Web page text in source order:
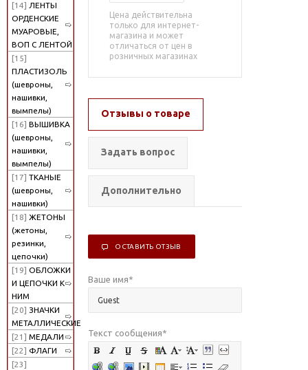
[14] ЛЕНТЫ
ОРДЕНСКИЕ
МУАРОВЫЕ,
ВОП С ЛЕНТОЙ
[15]
ПЛАСТИЗОЛЬ
(шевроны,
нашивки,
вымпелы)
[16] ВЫШИВКА
(шевроны,
нашивки,
вымпелы)
[17] ТКАНЫЕ
(шевроны,
нашивки)
[18] ЖЕТОНЫ
(жетоны,
резинки,
цепочки)
[19] ОБЛОЖКИ
И ЦЕПОЧКИ К
НИМ
[20] ЗНАЧКИ
МЕТАЛЛИЧЕСКИЕ
[21] МЕДАЛИ
[22] ФЛАГИ
[23]
Цена действительна
только для интернет-
магазина и может
отличаться от цен в
розничных магазинах
Отзывы о товаре
Задать вопрос
Дополнительно
ОСТАВИТЬ ОТЗЫВ
Ваше имя*
Текст сообщения*